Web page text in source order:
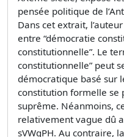
pensée politique de
Dans cet extrait,
entre “démocratie
constitutionnelle”. Le
constitutionnelle” peut
démocratique basé sur
constitution formelle se
suprême. Néanmoins,
relativement vague dû
sVWqPH. Au contraire,